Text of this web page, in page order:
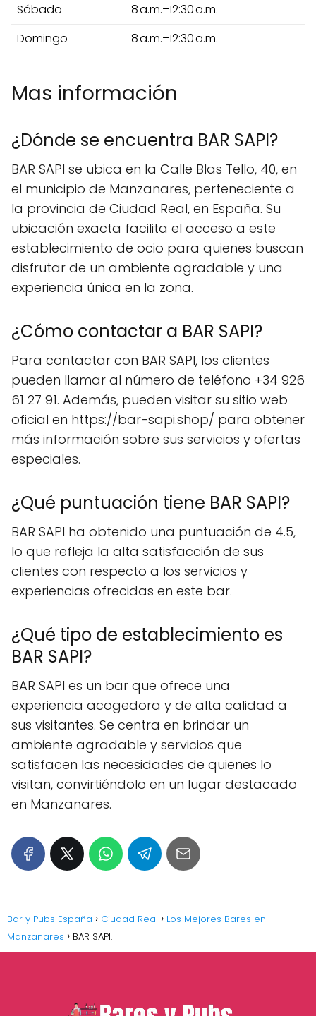
Sábado
8 a.m.–12:30 a.m.
Domingo
8 a.m.–12:30 a.m.
Mas información
¿Dónde se encuentra BAR SAPI?
BAR SAPI se ubica en la Calle Blas Tello, 40, en
el municipio de Manzanares, perteneciente a
la provincia de Ciudad Real, en España. Su
ubicación exacta facilita el acceso a este
establecimiento de ocio para quienes buscan
disfrutar de un ambiente agradable y una
experiencia única en la zona.
¿Cómo contactar a BAR SAPI?
Para contactar con BAR SAPI, los clientes
pueden llamar al número de teléfono +34 926
61 27 91. Además, pueden visitar su sitio web
oficial en https://bar-sapi.shop/ para obtener
más información sobre sus servicios y ofertas
especiales.
¿Qué puntuación tiene BAR SAPI?
BAR SAPI ha obtenido una puntuación de 4.5,
lo que refleja la alta satisfacción de sus
clientes con respecto a los servicios y
experiencias ofrecidas en este bar.
¿Qué tipo de establecimiento es
BAR SAPI?
BAR SAPI es un bar que ofrece una
experiencia acogedora y de alta calidad a
sus visitantes. Se centra en brindar un
ambiente agradable y servicios que
satisfacen las necesidades de quienes lo
visitan, convirtiéndolo en un lugar destacado
en Manzanares.
Bar y Pubs España Ciudad Real
Los Mejores Bares en
Manzanares
BAR SAPI.